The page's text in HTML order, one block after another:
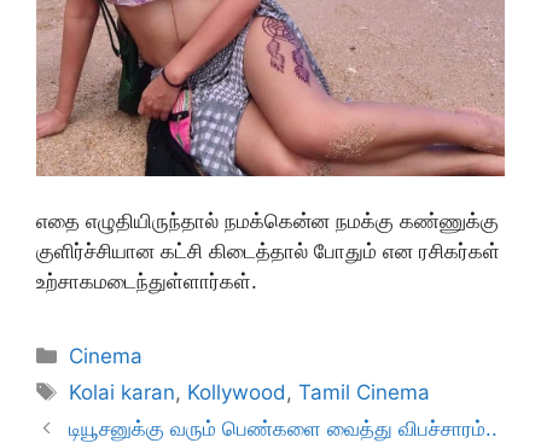
எதை எழுதியிருந்தால் நமக்கென்ன நமக்கு கண்ணுக்கு
குளிர்ச்சியான கட்சி கிடைத்தால் போதும் என ரசிகர்கள்
உற்சாகமடைந்துள்ளார்கள்.
Categories
Cinema
Tags
Kolai karan, Kollywood,Tamil Cinema
டியூசனுக்கு வரும் பெண்களை வைத்து விபச்சாரம்..